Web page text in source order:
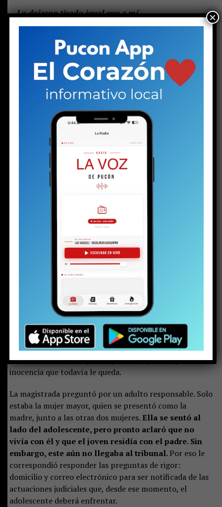
—Lo dejaron tirado igual que a mí.
del tribunal de Pucón suenan duras. Las escuchan otras
dos mujeres: una de mediana edad y otra mayor. Las tres
se muerden los labios, como haciendo un esfuerzo por
contener las lágrimas. Pero la mayor no puede.Una
gota brota de sus ojos y rueda lentamente por su
rostro está endurecido. Se nota rabia, enojo e
impotencia. Quizás todo al mismo tiempo. Pero la
parte del enojo aumenta cuando un hombre llega a
Ambos son los progenitores del
años detenido el martes con un arma y drogas, en el
contexto de la investigación por la
viralizada hace algunas semanas. La audiencia de control
terminado. El padre llegó tarde. Al parecer, una vez más.
Minutos antes de esa escena, el joven, con cara de
niño, se presentó ante la jueza del Juzgado de
Garantía de Pucón. Con las esposas en sus muñecas,
vestía una parka negra y brillante, zapatillas, un
buzo gris y llevaba el pelo con corte degradado.Su
rostro serio reflejaba preocupación y quizás algo de la
inocencia que todavía le queda.
La magistrada preguntó por un adulto responsable. Solo
estaba la mujer mayor, quien se presentó como la
madre, junto a las otras dos mujeres. Ella se sentó al
lado del adolescente, pero pronto aclaró que no
vivía con él y que el joven residía con el padre. Sin
embargo, este aún no llegaba al tribunal.Por eso le
correspondió responder las preguntas de rigor:
domicilio y correo electrónico para ser notificada de las
actuaciones judiciales que, desde ese momento, el
adolescente deberá enfrentar.
×